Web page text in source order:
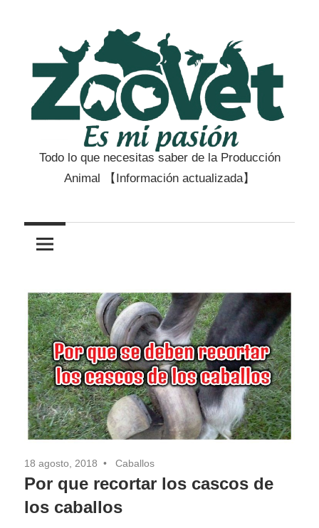
contenido
Zootecnia
Veterinaria
mi
Pasión
Todo lo que necesitas saber de la Producción
Animal 【Información actualizada】
18 agosto, 2018 Caballos
Por que recortar los cascos de
los caballos